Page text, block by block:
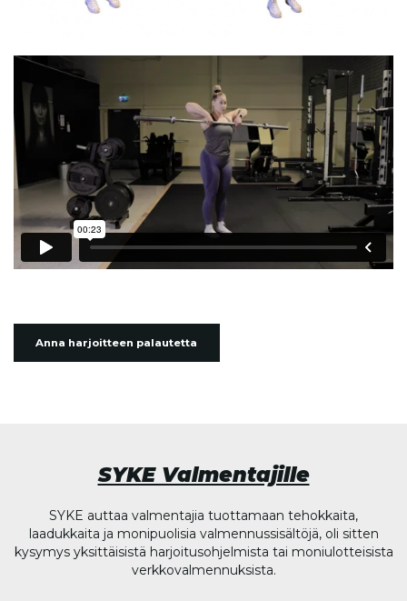
Anna harjoitteen palautetta
SYKE Valmentajille
SYKE auttaa valmentajia tuottamaan tehokkaita,
laadukkaita ja monipuolisia valmennussisältöjä, oli sitten
kysymys yksittäisistä harjoitusohjelmista tai moniulotteisista
verkkovalmennuksista.